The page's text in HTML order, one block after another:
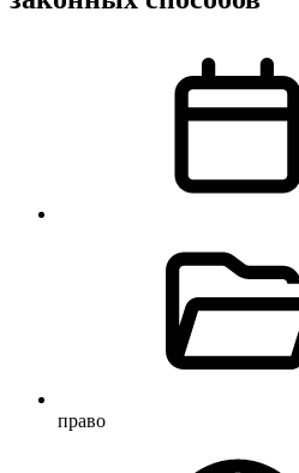
право